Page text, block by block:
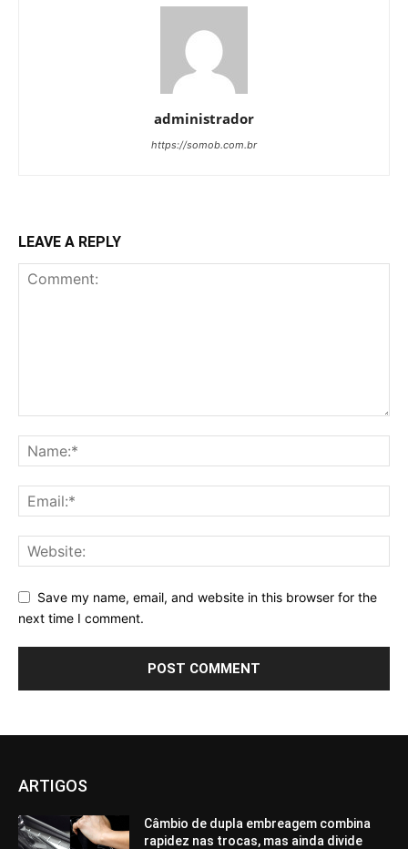
administrador
https://somob.com.br
LEAVE A REPLY
Save my name, email, and website in this browser for the
next time I comment.
ARTIGOS
Câmbio de dupla embreagem combina
rapidez nas trocas, mas ainda divide